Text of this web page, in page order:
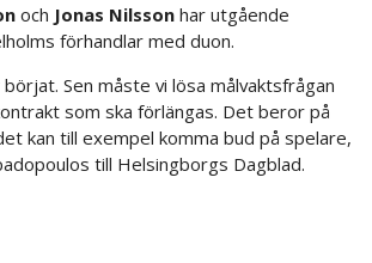
och Jonas Nilsson har utgående
förhandlar med duon.
Sen måste vi lösa målvaktsfrågan
som ska förlängas. Det beror på
kan till exempel komma bud på spelare,
till Helsingborgs Dagblad.